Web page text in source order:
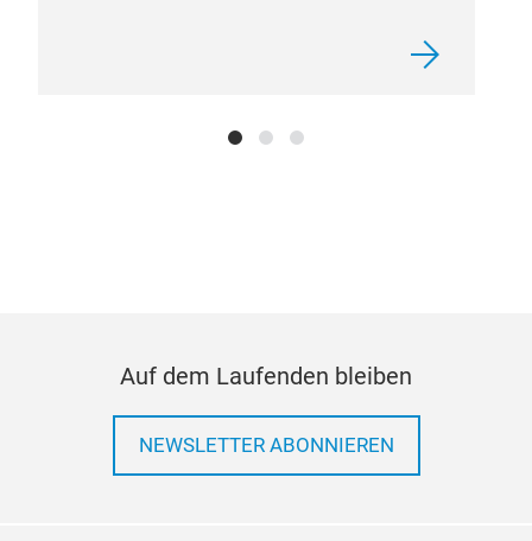
Auf dem Laufenden bleiben
NEWSLETTER ABONNIEREN